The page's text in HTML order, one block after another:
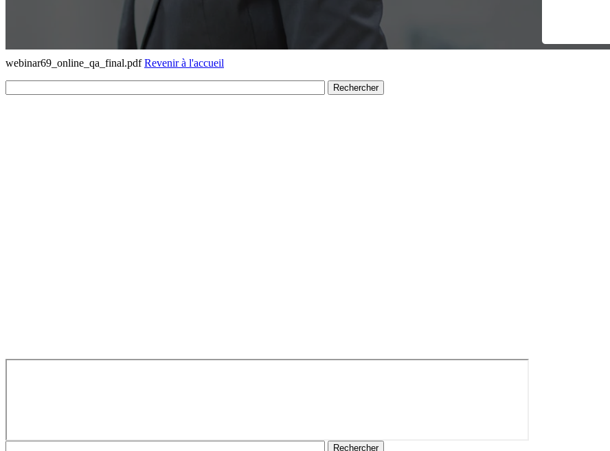
webinar69_online_qa_final.pdfRevenir à l'accueil